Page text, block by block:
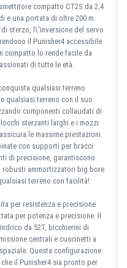
compatto CT2S da 2,4
e una portata di oltre 200 m.
sterzo, l\'inversione del servo
il Punisher4 accessibile
compatto lo rende facile da
di tutte le età.
qualsiasi terreno
qualsiasi terreno con il suo
componenti collaudati di
sterzanti larghi e i mozzi
le massime prestazioni.
con supporti per bracci
di precisione, garantiscono
robusti ammortizzatori big bore
terreno con facilità!
per resistenza e precisione
per potenza e precisione. Il
da 52T, bicchierini di
centrali e cuscinetti a
Questa configurazione
il Punisher4 sia pronto per